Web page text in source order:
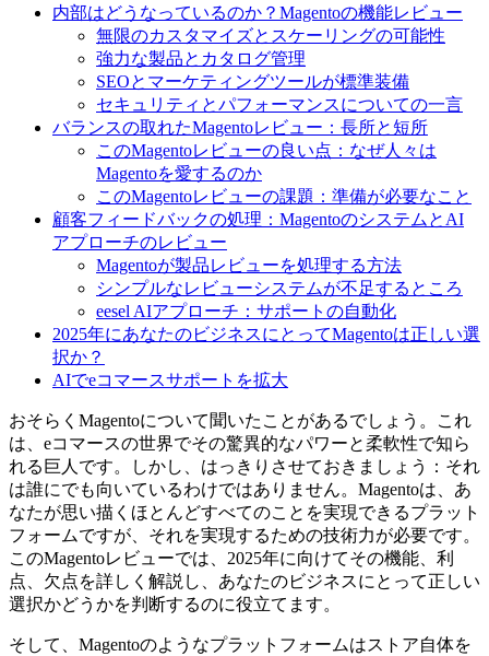
内部はどうなっているのか？Magentoの機能レビュー
無限のカスタマイズとスケーリングの可能性
強力な製品とカタログ管理
SEOとマーケティングツールが標準装備
セキュリティとパフォーマンスについての一言
バランスの取れたMagentoレビュー：長所と短所
このMagentoレビューの良い点：なぜ人々は
Magentoを愛するのか
このMagentoレビューの課題：準備が必要なこと
顧客フィードバックの処理：MagentoのシステムとAI
アプローチのレビュー
Magentoが製品レビューを処理する方法
シンプルなレビューシステムが不足するところ
eesel AIアプローチ：サポートの自動化
2025年にあなたのビジネスにとってMagentoは正しい選
択か？
AIでeコマースサポートを拡大
おそらくMagentoについて聞いたことがあるでしょう。これ
は、eコマースの世界でその驚異的なパワーと柔軟性で知ら
れる巨人です。しかし、はっきりさせておきましょう：それ
は誰にでも向いているわけではありません。Magentoは、あ
なたが思い描くほとんどすべてのことを実現できるプラット
フォームですが、それを実現するための技術力が必要です。
このMagentoレビューでは、2025年に向けてその機能、利
点、欠点を詳しく解説し、あなたのビジネスにとって正しい
選択かどうかを判断するのに役立てます。
そして、Magentoのようなプラットフォームはストア自体を